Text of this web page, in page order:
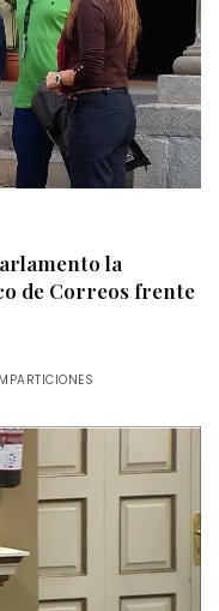
la
de Correos frente